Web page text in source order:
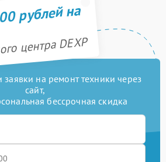
рублей на
центра DEXP
на ремонт техники через
сайт,
бессрочная скидка